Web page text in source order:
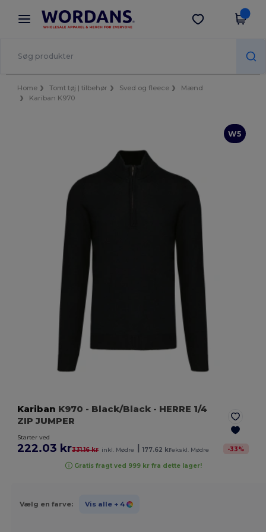
× Wordans-app
Bedre priser i appen!
Hent app
Home Tomt tøj | tilbehør Sved og fleece
Mænd
Kariban K970
W5
Kariban K970 - Black/Black - HERRE 1/4
ZIP JUMPER
Starter ved
222.03 kr331.16 kr inkl. Mødre 177.62 krekskl. Mødre -33%
Gratis fragt ved 999 kr fra dette lager!
Vælg en farve: Vis alle + 4